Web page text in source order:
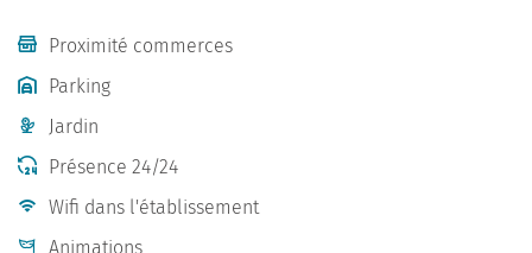
Proximité commerces
Parking
Jardin
Présence 24/24
Wifi dans l'établissement
Animations